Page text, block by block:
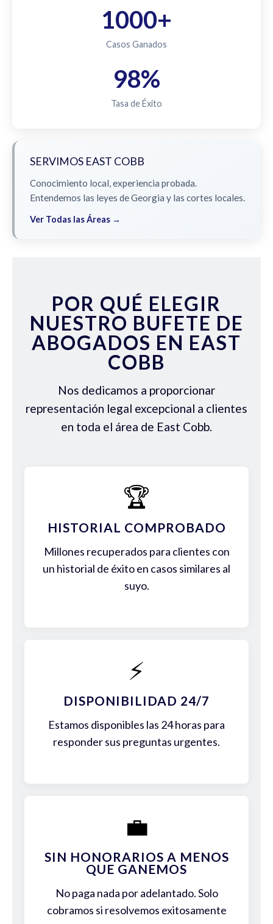
1000+
Casos Ganados
98%
Tasa de Éxito
SERVIMOS EAST COBB
Conocimiento local, experiencia probada.
Entendemos las leyes de Georgia y las cortes locales.
Ver Todas las Áreas →
POR QUÉ ELEGIR
NUESTRO BUFETE DE
ABOGADOS EN EAST
COBB
Nos dedicamos a proporcionar
representación legal excepcional a clientes
en toda el área de East Cobb.
🏆
HISTORIAL COMPROBADO
Millones recuperados para clientes con
un historial de éxito en casos similares al
suyo.
⚡
DISPONIBILIDAD 24/7
Estamos disponibles las 24 horas para
responder sus preguntas urgentes.
💼
SIN HONORARIOS A MENOS
QUE GANEMOS
No paga nada por adelantado. Solo
cobramos si resolvemos exitosamente